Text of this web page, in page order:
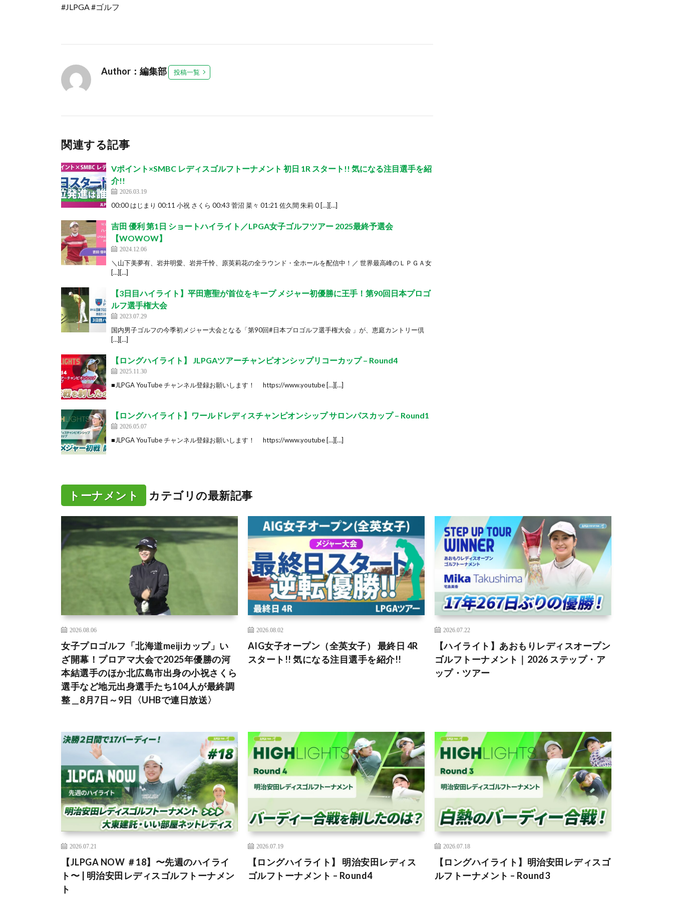
#JLPGA #ゴルフ
Author：編集部 投稿一覧
関連する記事
Vポイント×SMBC レディスゴルフトーナメント 初日 1R スタート!! 気になる注目選手を紹
介!!
2026.03.19
00:00 はじまり 00:11 小祝 さくら 00:43 菅沼 菜々 01:21 佐久間 朱莉 0 […][…]
吉田 優利 第1日 ショートハイライト／LPGA女子ゴルフツアー 2025最終予選会
【WOWOW】
2024.12.06
＼山下美夢有、岩井明愛、岩井千怜、原英莉花の全ラウンド・全ホールを配信中！／ 世界最高峰のＬＰＧＡ女
[…][…]
【3日目ハイライト】平田憲聖が首位をキープ メジャー初優勝に王手！第90回日本プロゴ
ルフ選手権大会
2023.07.29
国内男子ゴルフの今季初メジャー大会となる「第90回#日本プロゴルフ選手権大会 」が、恵庭カントリー倶
[…][…]
【ロングハイライト】 JLPGAツアーチャンピオンシップリコーカップ – Round4
2025.11.30
■JLPGA YouTube チャンネル登録お願いします！ https://www.youtube […][…]
【ロングハイライト】ワールドレディスチャンピオンシップ サロンパスカップ – Round1
2026.05.07
■JLPGA YouTube チャンネル登録お願いします！ https://www.youtube […][…]
トーナメント カテゴリの最新記事
2026.08.06
女子プロゴルフ「北海道meijiカップ」い
ざ開幕！プロアマ大会で2025年優勝の河
本結選手のほか北広島市出身の小祝さくら
選手など地元出身選手たち104人が最終調
整＿8月7日～9日〈UHBで連日放送〉
2026.08.02
AIG女子オープン（全英女子） 最終日 4R
スタート!! 気になる注目選手を紹介!!
2026.07.22
【ハイライト】あおもりレディスオープン
ゴルフトーナメント｜2026 ステップ・ア
ップ・ツアー
2026.07.21
【JLPGA NOW ＃18】〜先週のハイライ
ト〜 | 明治安田レディスゴルフトーナメン
ト
2026.07.19
【ロングハイライト】 明治安田レディス
ゴルフトーナメント – Round4
2026.07.18
【ロングハイライト】明治安田レディスゴ
ルフトーナメント – Round3